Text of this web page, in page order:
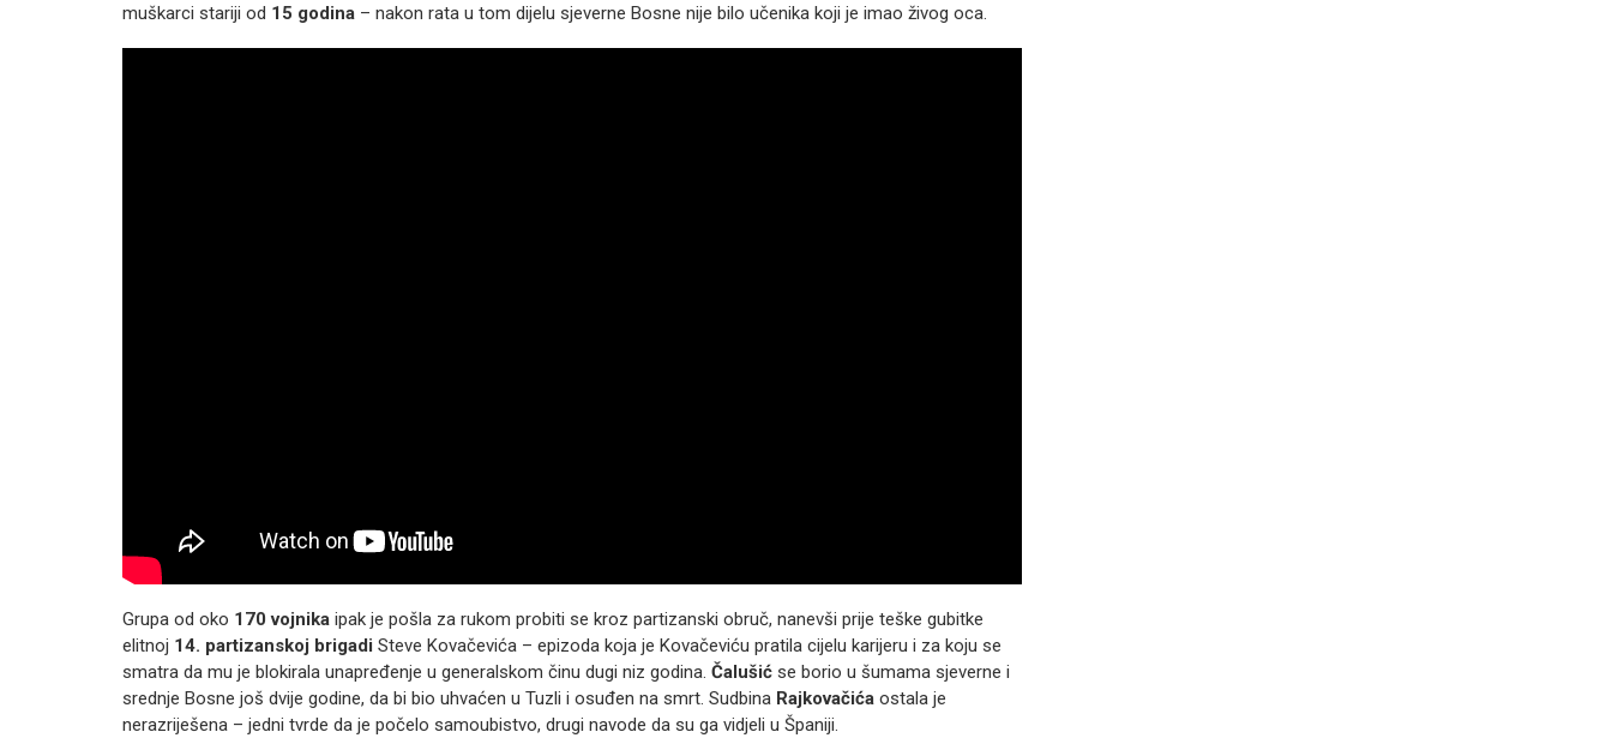
muškarci stariji od 15 godina – nakon rata u tom dijelu sjeverne Bosne nije bilo učenika koji je imao živog oca.
Grupa od oko 170 vojnika ipak je pošla za rukom probiti se kroz partizanski obruč, nanevši prije teške gubitke
elitnoj 14. partizanskoj brigadi Steve Kovačevića – epizoda koja je Kovačeviću pratila cijelu karijeru i za koju se
smatra da mu je blokirala unapređenje u generalskom činu dugi niz godina. Čalušić se borio u šumama sjeverne i
srednje Bosne još dvije godine, da bi bio uhvaćen u Tuzli i osuđen na smrt. Sudbina Rajkovačića ostala je
nerazriješena – jedni tvrde da je počelo samoubistvo, drugi navode da su ga vidjeli u Španiji.